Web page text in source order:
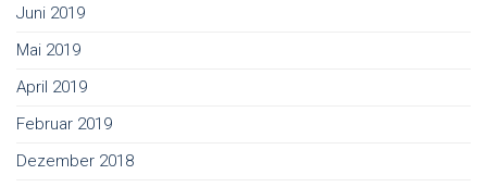
Juni 2019
Mai 2019
April 2019
Februar 2019
Dezember 2018